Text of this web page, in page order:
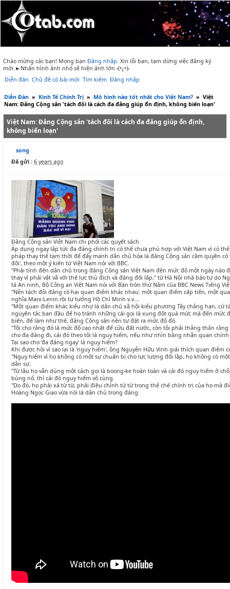
Chào mừng các bạn! Mong bạn Đăng nhập. Xin lỗi bạn, tạm dừng việc đăng ký
mới.►Nhấn hình ảnh nhỏ sẽ hiện ảnh lớn ‹(•¿•)›
Diễn đàn Chủ đề có bài mới Tìm kiếm Đăng nhập
Diễn Đàn » Kinh Tế Chính Trị » Mô hình nào tốt nhất cho Việt Nam? » Việt
Nam: Đảng Cộng sản 'tách đôi là cách đa đảng giúp ổn định, không biến loạn'
Việt Nam: Đảng Cộng sản 'tách đôi là cách đa đảng giúp ổn định,
không biến loạn'
song
Đã gửi : 6 years ago
Đảng Cộng sản Việt Nam chi phối các quyết sách
Áp dụng ngay lập tức đa đảng chính trị có thể chưa phù hợp với Việt Nam vì có
pháp thay thế tạm thời để đẩy mạnh dân chủ hóa là đảng Cộng sản cầm quyền
đôi', theo một ý kiến từ Việt Nam nói với BBC.
"Phải tính đến dân chủ trong đảng Cộng sản Việt Nam đến mức độ một ngày nào
thay vì phải vật vã với thế lực thù địch và đảng đối lập," từ Hà Nội nhà báo tự do
tá An ninh, Bộ Công an Việt Nam nói với Bàn tròn thứ Năm của BBC News Tiếng
"Nên tách đôi đảng có hai quan điểm khác nhau: một quan điểm cấp tiến, một
nghĩa Marx-Lenin rồi tư tưởng Hồ Chí Minh v.v….
"Một quan điểm khác kiểu như là dân chủ xã hội kiểu phương Tây chẳng hạn, cứ
nguyên tắc ban đầu để họ tránh những cái gọi là xung đột quá mức mà đến mức
biến, để làm như thế, đảng Cộng sản nên tự đặt ra mức độ đó.
"Tôi cho rằng đó là mức độ cao nhất để cứu đất nước, còn tôi phải thẳng thắn
cho đa đảng đi, cái đó theo tôi là nguy hiểm, nếu như nhìn bằng nhãn quan
Tại sao cho 'đa đảng ngay' là nguy hiểm?
Khi được hỏi vì sao lại là 'nguy hiểm', ông Nguyễn Hữu Vinh giải thích quan điểm
"Nguy hiểm vì họ không có một sự chuẩn bị cho lực lượng đối lập, họ không có
dân sự.
"Từ lâu họ vẫn dùng một cách gọi là boong-ke hoàn toàn và cái đó nguy hiểm ở
bùng nổ, thì cái đó nguy hiểm vô cùng.
"Do đó, họ phải xả từ từ, phải điều chỉnh từ từ trong thể chế chính trị của họ mà
Hoàng Ngọc Giao vừa nói là dân chủ trong đảng.